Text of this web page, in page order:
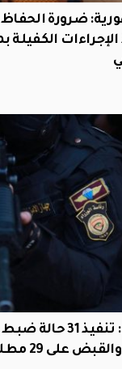
ضرورة الحفاظ
الإجراءات الكفيلة
الأمن الوطني: تنفيذ
على 29 مطلوباً